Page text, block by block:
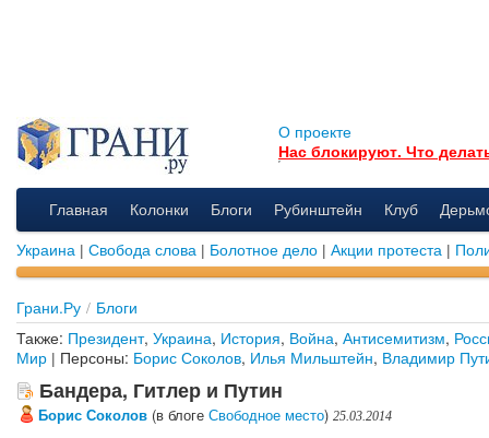
О проекте
Нас блокируют. Что
Главная Колонки Блоги Рубинштейн Клуб
Украина | Свобода слова | Болотное дело | Акции протеста |
Грани.Ру / Блоги
Также: Президент, Украина, История, Война, Антисемитизм,
Мир | Персоны: Борис Соколов, Илья Мильштейн, Владимир
Бандера, Гитлер и Путин
Борис Соколов (в блоге Свободное место) 25.03.2014